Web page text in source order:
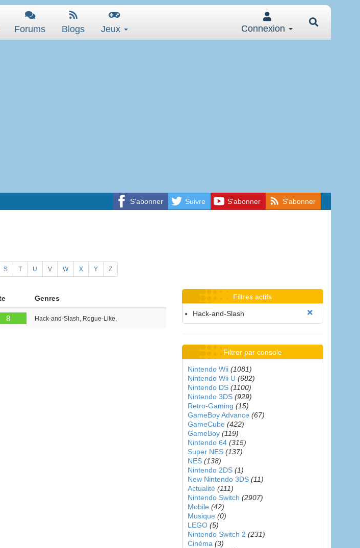
Forums Blogs Jeux Connexion
S'abonner Suivre S'abonner S'abonner
S T U V W X Y Z
Genres
8 Hack-and-Slash, Rogue-Like,
Filtres actifs
Hack-and-Slash
Filtrer par console
Nintendo Wii (1081)
Nintendo Wii U (682)
Nintendo DS (1100)
Nintendo 3DS (929)
Retro-Gaming (15)
GameBoy Advance (67)
GameCube (422)
GameBoy (119)
Nintendo 64 (315)
Super NES (137)
NES (138)
Nintendo 2DS (1)
New Nintendo 3DS (11)
Actualité (111)
Nintendo Switch (2907)
Mobile (42)
Musique (0)
LEGO (5)
Nintendo Switch 2 (231)
Cinéma (3)